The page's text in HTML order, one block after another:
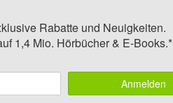
Rabatte und Neuigkeiten.
1,4 Mio. Hörbücher & E-Books.*
Anmelden